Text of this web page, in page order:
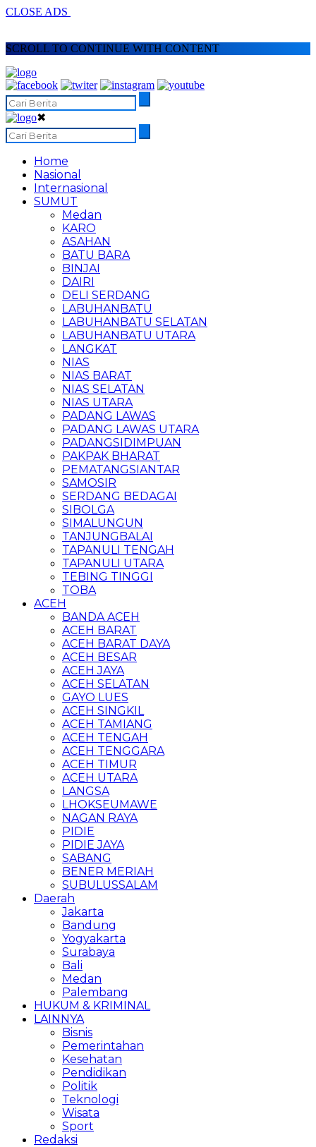
CLOSE ADS
SCROLL TO CONTINUE WITH CONTENT
✖
Home
Nasional
Internasional
SUMUT
Medan
KARO
ASAHAN
BATU BARA
BINJAI
DAIRI
DELI SERDANG
LABUHANBATU
LABUHANBATU SELATAN
LABUHANBATU UTARA
LANGKAT
NIAS
NIAS BARAT
NIAS SELATAN
NIAS UTARA
PADANG LAWAS
PADANG LAWAS UTARA
PADANGSIDIMPUAN
PAKPAK BHARAT
PEMATANGSIANTAR
SAMOSIR
SERDANG BEDAGAI
SIBOLGA
SIMALUNGUN
TANJUNGBALAI
TAPANULI TENGAH
TAPANULI UTARA
TEBING TINGGI
TOBA
ACEH
BANDA ACEH
ACEH BARAT
ACEH BARAT DAYA
ACEH BESAR
ACEH JAYA
ACEH SELATAN
GAYO LUES
ACEH SINGKIL
ACEH TAMIANG
ACEH TENGAH
ACEH TENGGARA
ACEH TIMUR
ACEH UTARA
LANGSA
LHOKSEUMAWE
NAGAN RAYA
PIDIE
PIDIE JAYA
SABANG
BENER MERIAH
SUBULUSSALAM
Daerah
Jakarta
Bandung
Yogyakarta
Surabaya
Bali
Medan
Palembang
HUKUM & KRIMINAL
LAINNYA
Bisnis
Pemerintahan
Kesehatan
Pendidikan
Politik
Teknologi
Wisata
Sport
Redaksi